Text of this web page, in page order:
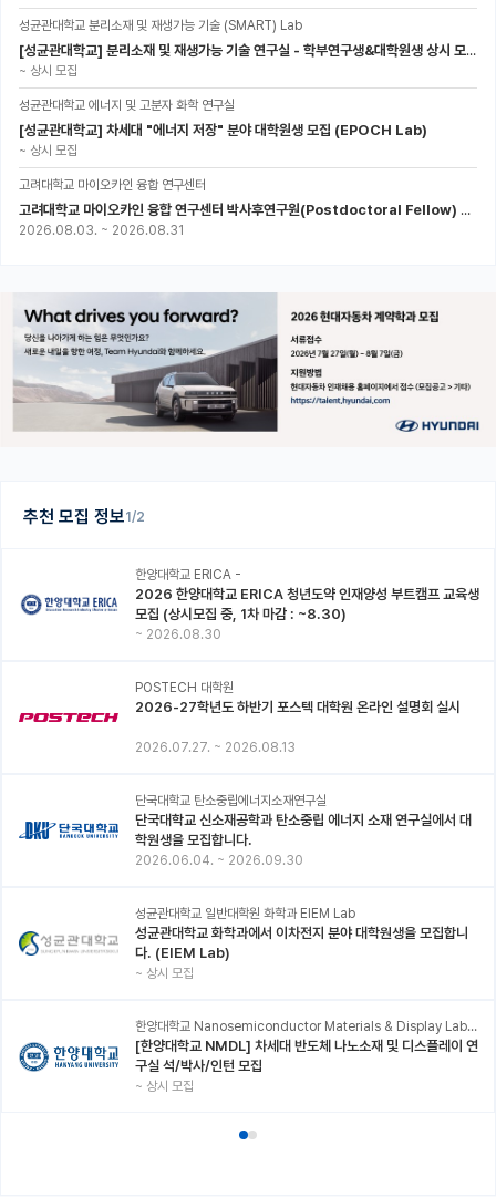
추천 모집 정보1/2
한양대학교 ERICA -
2026 한양대학교 ERICA 청년도약 인재양성 부트캠프 교육생
모집 (상시모집 중, 1차 마감 : ~8.30)
~ 2026.08.30
POSTECH 대학원
2026-27학년도 하반기 포스텍 대학원 온라인 설명회 실시
2026.07.27. ~ 2026.08.13
단국대학교 탄소중립에너지소재연구실
단국대학교 신소재공학과 탄소중립 에너지 소재 연구실에서 대
학원생을 모집합니다.
2026.06.04. ~ 2026.09.30
성균관대학교 일반대학원 화학과 EIEM Lab
성균관대학교 화학과에서 이차전지 분야 대학원생을 모집합니
다. (EIEM Lab)
~ 상시 모집
한양대학교 Nanosemiconductor Materials & Display Laboratory
[한양대학교 NMDL] 차세대 반도체 나노소재 및 디스플레이 연
구실 석/박사/인턴 모집
~ 상시 모집
성균관대학교 분리소재 및 재생가능 기술 (SMART) Lab
[성균관대학교] 분리소재 및 재생가능 기술 연구실 - 학부연구생&대학원생 상시 모집 (미래에너지공학과)
~ 상시 모집
성균관대학교 에너지 및 고분자 화학 연구실
[성균관대학교] 차세대 "에너지 저장" 분야 대학원생 모집 (EPOCH Lab)
~ 상시 모집
고려대학교 마이오카인 융합 연구센터
고려대학교 마이오카인 융합 연구센터 박사후연구원(Postdoctoral Fellow) 모집
2026.08.03. ~ 2026.08.31